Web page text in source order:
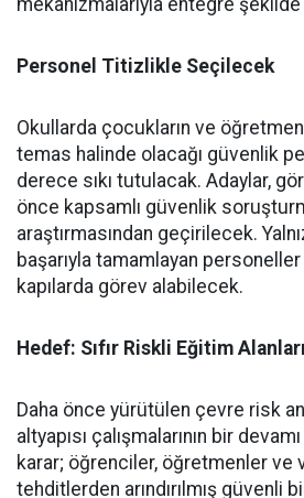
mekanizmalarıyla entegre şekilde
​Personel Titizlikle Seçilecek
​Okullarda çocukların ve
temas halinde olacağı güvenlik
derece sıkı tutulacak. Adaylar,
önce kapsamlı güvenlik
araştırmasından geçirilecek.
başarıyla tamamlayan
kapılarda görev alabilecek.
Hedef: Sıfır Riskli Eğitim Alanları
​Daha önce yürütülen çevre risk
altyapısı çalışmalarının bir
karar; öğrenciler, öğretmenler ve
tehditlerden arındırılmış güvenli